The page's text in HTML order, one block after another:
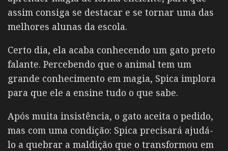
assim consiga se destacar e se tornar uma das
melhores alunas da escola.
Certo dia, ela acaba conhecendo um gato preto
falante. Percebendo que o animal tem um
grande conhecimento em magia, Spica implora
para que ele a ensine tudo o que sabe.
Após muita insistência, o gato aceita o pedido,
mas com uma condição: Spica precisará ajudá-
lo a quebrar a maldição que o transformou em